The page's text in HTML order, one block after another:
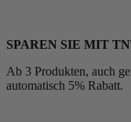
SPAREN SIE MIT
Ab 3 Produkten, auch
automatisch 5% Rabatt.